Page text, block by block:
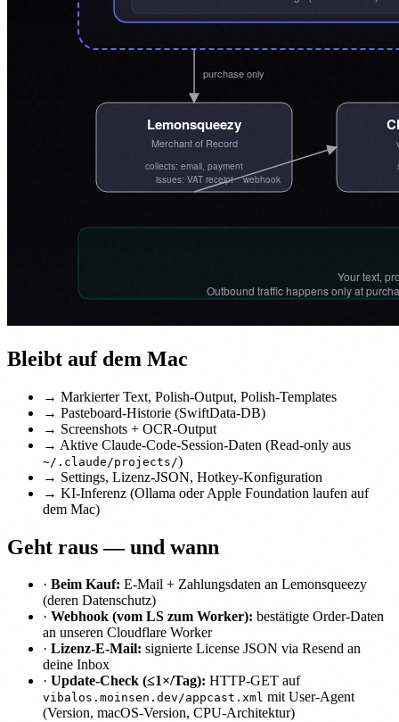
Bleibt auf dem Mac
→ Markierter Text, Polish-Output, Polish-Templates
→ Pasteboard-Historie (SwiftData-DB)
→ Screenshots + OCR-Output
→ Aktive Claude-Code-Session-Daten (Read-only aus
~/.claude/projects/)
→ Settings, Lizenz-JSON, Hotkey-Konfiguration
→ KI-Inferenz (Ollama oder Apple Foundation laufen auf
dem Mac)
Geht raus — und wann
· Beim Kauf: E-Mail + Zahlungsdaten an Lemonsqueezy
(deren Datenschutz)
· Webhook (vom LS zum Worker): bestätigte Order-Daten
an unseren Cloudflare Worker
· Lizenz-E-Mail: signierte License JSON via Resend an
deine Inbox
· Update-Check (≤1×/Tag): HTTP-GET auf
vibalos.moinsen.dev/appcast.xml mit User-Agent
(Version, macOS-Version, CPU-Architektur)